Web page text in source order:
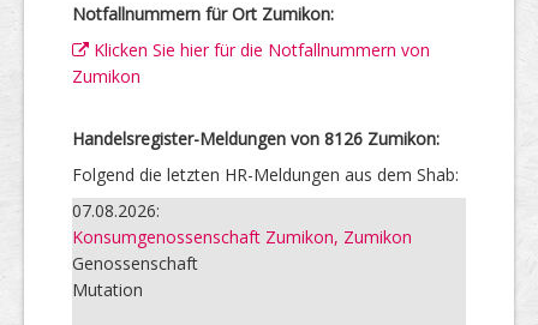
Notfallnummern für Ort Zumikon:
Klicken Sie hier für die Notfallnummern von
Zumikon
Handelsregister-Meldungen von 8126 Zumikon:
Folgend die letzten HR-Meldungen aus dem Shab:
07.08.2026:
Konsumgenossenschaft Zumikon, Zumikon
Genossenschaft
Mutation